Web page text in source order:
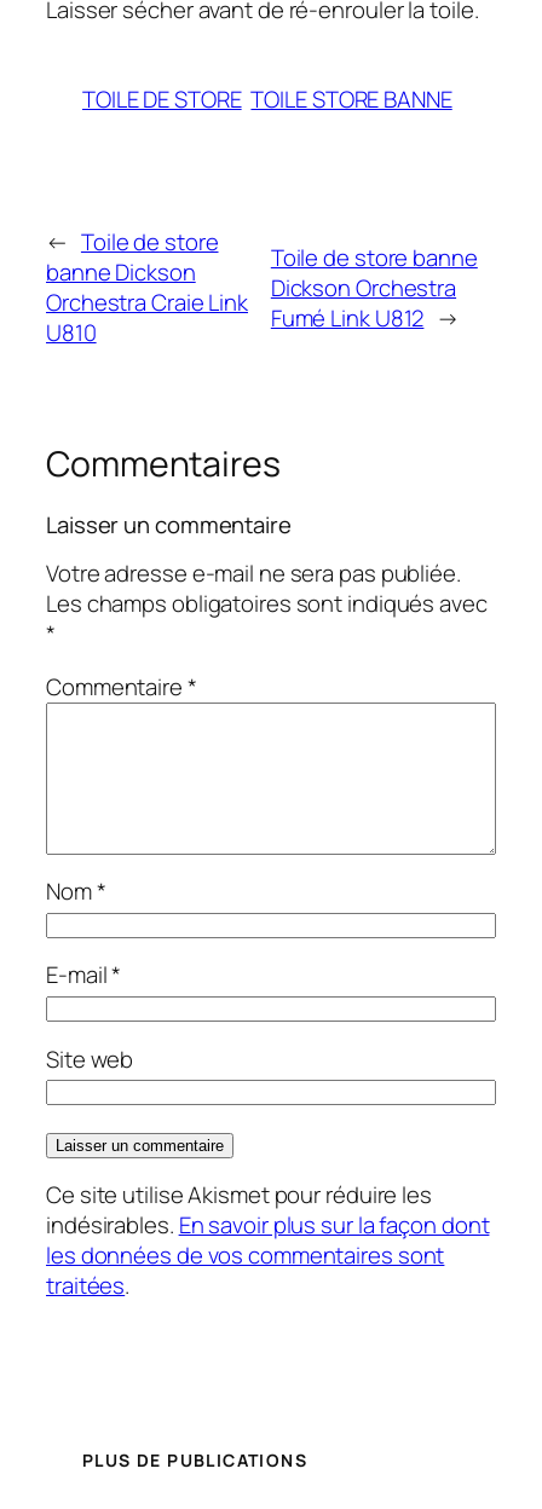
Laisser sécher avant de ré-enrouler la toile.
TOILE DE STORE TOILE STORE BANNE
← Toile de store
banne Dickson
Orchestra Craie Link
U810
Toile de store banne
Dickson Orchestra
Fumé Link U812 →
Commentaires
Laisser un commentaire
Votre adresse e-mail ne sera pas publiée.
Les champs obligatoires sont indiqués avec
*
Commentaire*
Nom*
E-mail*
Site web
Ce site utilise Akismet pour réduire les
indésirables. En savoir plus sur la façon dont
les données de vos commentaires sont
traitées.
PLUS DE PUBLICATIONS